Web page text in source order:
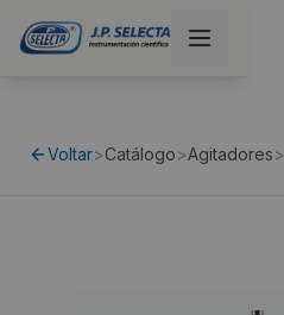
Voltar>Catálogo>Agitadores>